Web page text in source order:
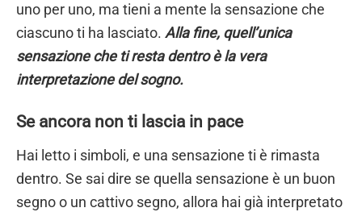
uno per uno, ma tieni a mente la sensazione che
ciascuno ti ha lasciato. Alla fine, quell’unica
sensazione che ti resta dentro è la vera
interpretazione del sogno.
Se ancora non ti lascia in pace
Hai letto i simboli, e una sensazione ti è rimasta
dentro. Se sai dire se quella sensazione è un buon
segno o un cattivo segno, allora hai già interpretato